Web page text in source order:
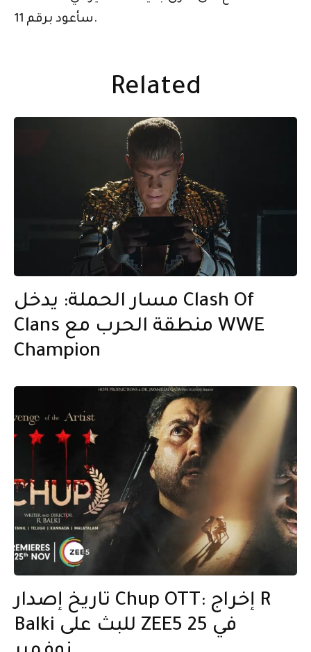
سأعود برقم 11.
Related
مسار الحملة: يدخل Clash Of
Clans منطقة الحرب مع WWE
Champion
تاريخ إصدار Chup OTT: إخراج R
Balki للبث على ZEE5 في 25